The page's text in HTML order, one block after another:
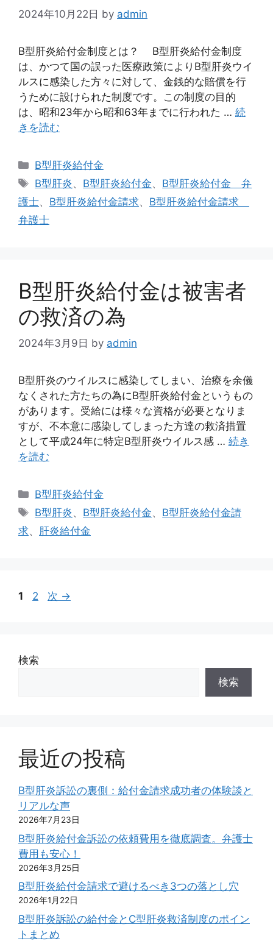
2024年10月22日 by admin
B型肝炎給付金制度とは？ B型肝炎給付金制度
は、かつて国の誤った医療政策によりB型肝炎ウイ
ルスに感染した方々に対して、金銭的な賠償を行
うために設けられた制度です。この制度の目的
は、昭和23年から昭和63年までに行われた … 続
きを読む
カ
テ
リ
ー
B型肝炎給付金
タ
B型肝炎、 B型肝炎給付金、 B型肝炎給付金 弁
護士、 B型肝炎給付金請求、 B型肝炎給付金請求
弁護士
B型肝炎給付金は被害者
の救済の為
2024年3月9日 by admin
B型肝炎のウイルスに感染してしまい、治療を余儀
なくされた方たちの為にB型肝炎給付金というもの
があります。受給には様々な資格が必要となりま
すが、不本意に感染してしまった方達の救済措置
として平成24年に特定B型肝炎ウイルス感 … 続き
を読む
カ
テ
リ
B型肝炎給付金
タ
グ
B型肝炎、 B型肝炎給付金、 B型肝炎給付金請
求、 肝炎給付金
ペ
1
ペ
2 次 →
検索
検索
最近の投稿
B型肝炎訴訟の裏側：給付金請求成功者の体験談と
リアルな声
2026年7月23日
B型肝炎給付金訴訟の依頼費用を徹底調査。弁護士
費用も安心！
2026年3月25日
B型肝炎給付金請求で避けるべき3つの落とし穴
2026年1月22日
B型肝炎訴訟の給付金とC型肝炎救済制度のポイン
トまとめ